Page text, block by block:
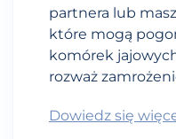
partnera lub
które mogą
komórek
rozważ
Dowiedz się